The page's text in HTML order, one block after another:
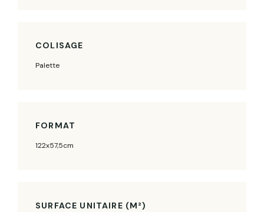
COLISAGE
Palette
FORMAT
122x57,5cm
SURFACE UNITAIRE (M²)